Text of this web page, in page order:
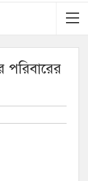
পরিবারের